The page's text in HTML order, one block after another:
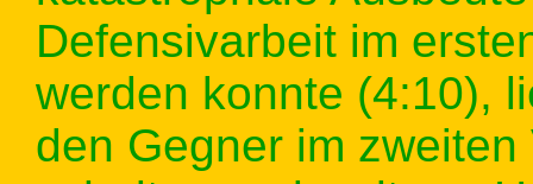
Defensivarbeit im
werden konnte (4:10),
den Gegner im